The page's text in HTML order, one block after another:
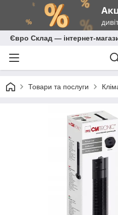
Євро Склад — інтернет-
Товари та послуги